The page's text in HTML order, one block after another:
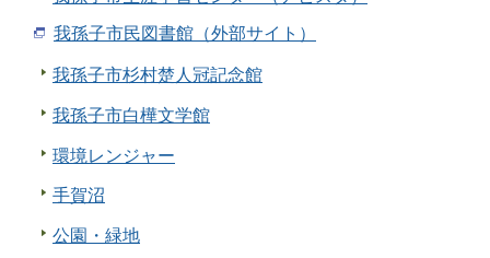
我孫子市民図書館（外部サイト）
我孫子市杉村楚人冠記念館
我孫子市白樺文学館
環境レンジャー
手賀沼
公園・緑地